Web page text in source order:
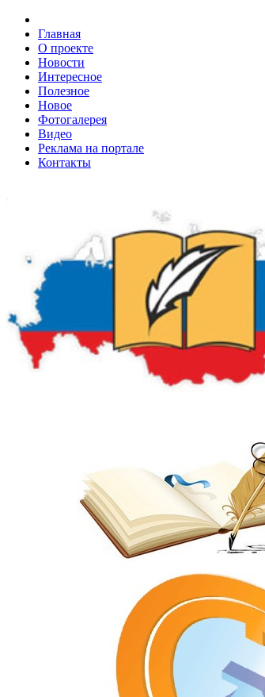
Главная
О проекте
Новости
Интересное
Полезное
Новое
Фотогалерея
Видео
Реклама на портале
Контакты